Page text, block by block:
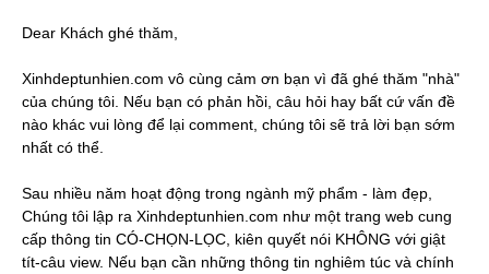
Dear Khách ghé thăm,
Xinhdeptunhien.com vô cùng cảm ơn bạn vì đã ghé thăm "nhà"
của chúng tôi. Nếu bạn có phản hồi, câu hỏi hay bất cứ vấn đề
nào khác vui lòng để lại comment, chúng tôi sẽ trả lời bạn sớm
nhất có thể.
Sau nhiều năm hoạt động trong ngành mỹ phẩm - làm đẹp,
Chúng tôi lập ra Xinhdeptunhien.com như một trang web cung
cấp thông tin CÓ-CHỌN-LỌC, kiên quyết nói KHÔNG với giật
tít-câu view. Nếu bạn cần những thông tin nghiêm túc và chính